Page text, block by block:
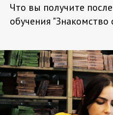
Что вы получите
обучения "Знакомство